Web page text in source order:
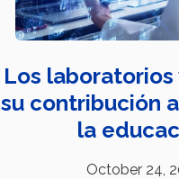
Los
su contribución
la
October 24,